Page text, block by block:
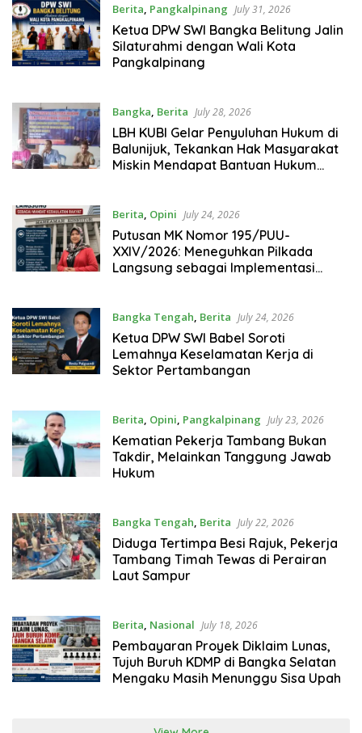
Berita Pangkalpinang July 31, 2026
Ketua DPW SWI Bangka Belitung Jalin
Silaturahmi dengan Wali Kota
Pangkalpinang
Bangka Berita July 28, 2026
LBH KUBI Gelar Penyuluhan Hukum di
Balunijuk, Tekankan Hak Masyarakat
Miskin Mendapat Bantuan Hukum
Berita Opini July 24, 2026
Putusan MK Nomor 195/PUU-
XXIV/2026: Meneguhkan Pilkada
Langsung sebagai Implementasi
Bangka Tengah Berita July 24, 2026
Ketua DPW SWI Babel Soroti
Lemahnya Keselamatan Kerja di
Sektor Pertambangan
Berita Opini Pangkalpinang July 23, 2026
Kematian Pekerja Tambang Bukan
Takdir, Melainkan Tanggung Jawab
Hukum
Bangka Tengah Berita July 22, 2026
Diduga Tertimpa Besi Rajuk, Pekerja
Tambang Timah Tewas di Perairan
Laut Sampur
Berita Nasional July 18, 2026
Pembayaran Proyek Diklaim Lunas,
Tujuh Buruh KDMP di Bangka Selatan
Mengaku Masih Menunggu Sisa Upah